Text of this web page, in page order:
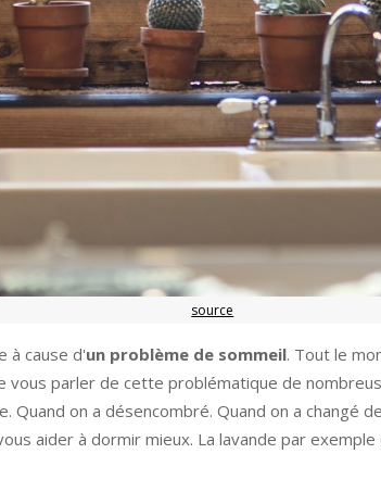
source
à cause d'un problème de sommeil. Tout le
vous parler de cette problématique de
Quand on a désencombré. Quand on a changé
aider à dormir mieux. La lavande par